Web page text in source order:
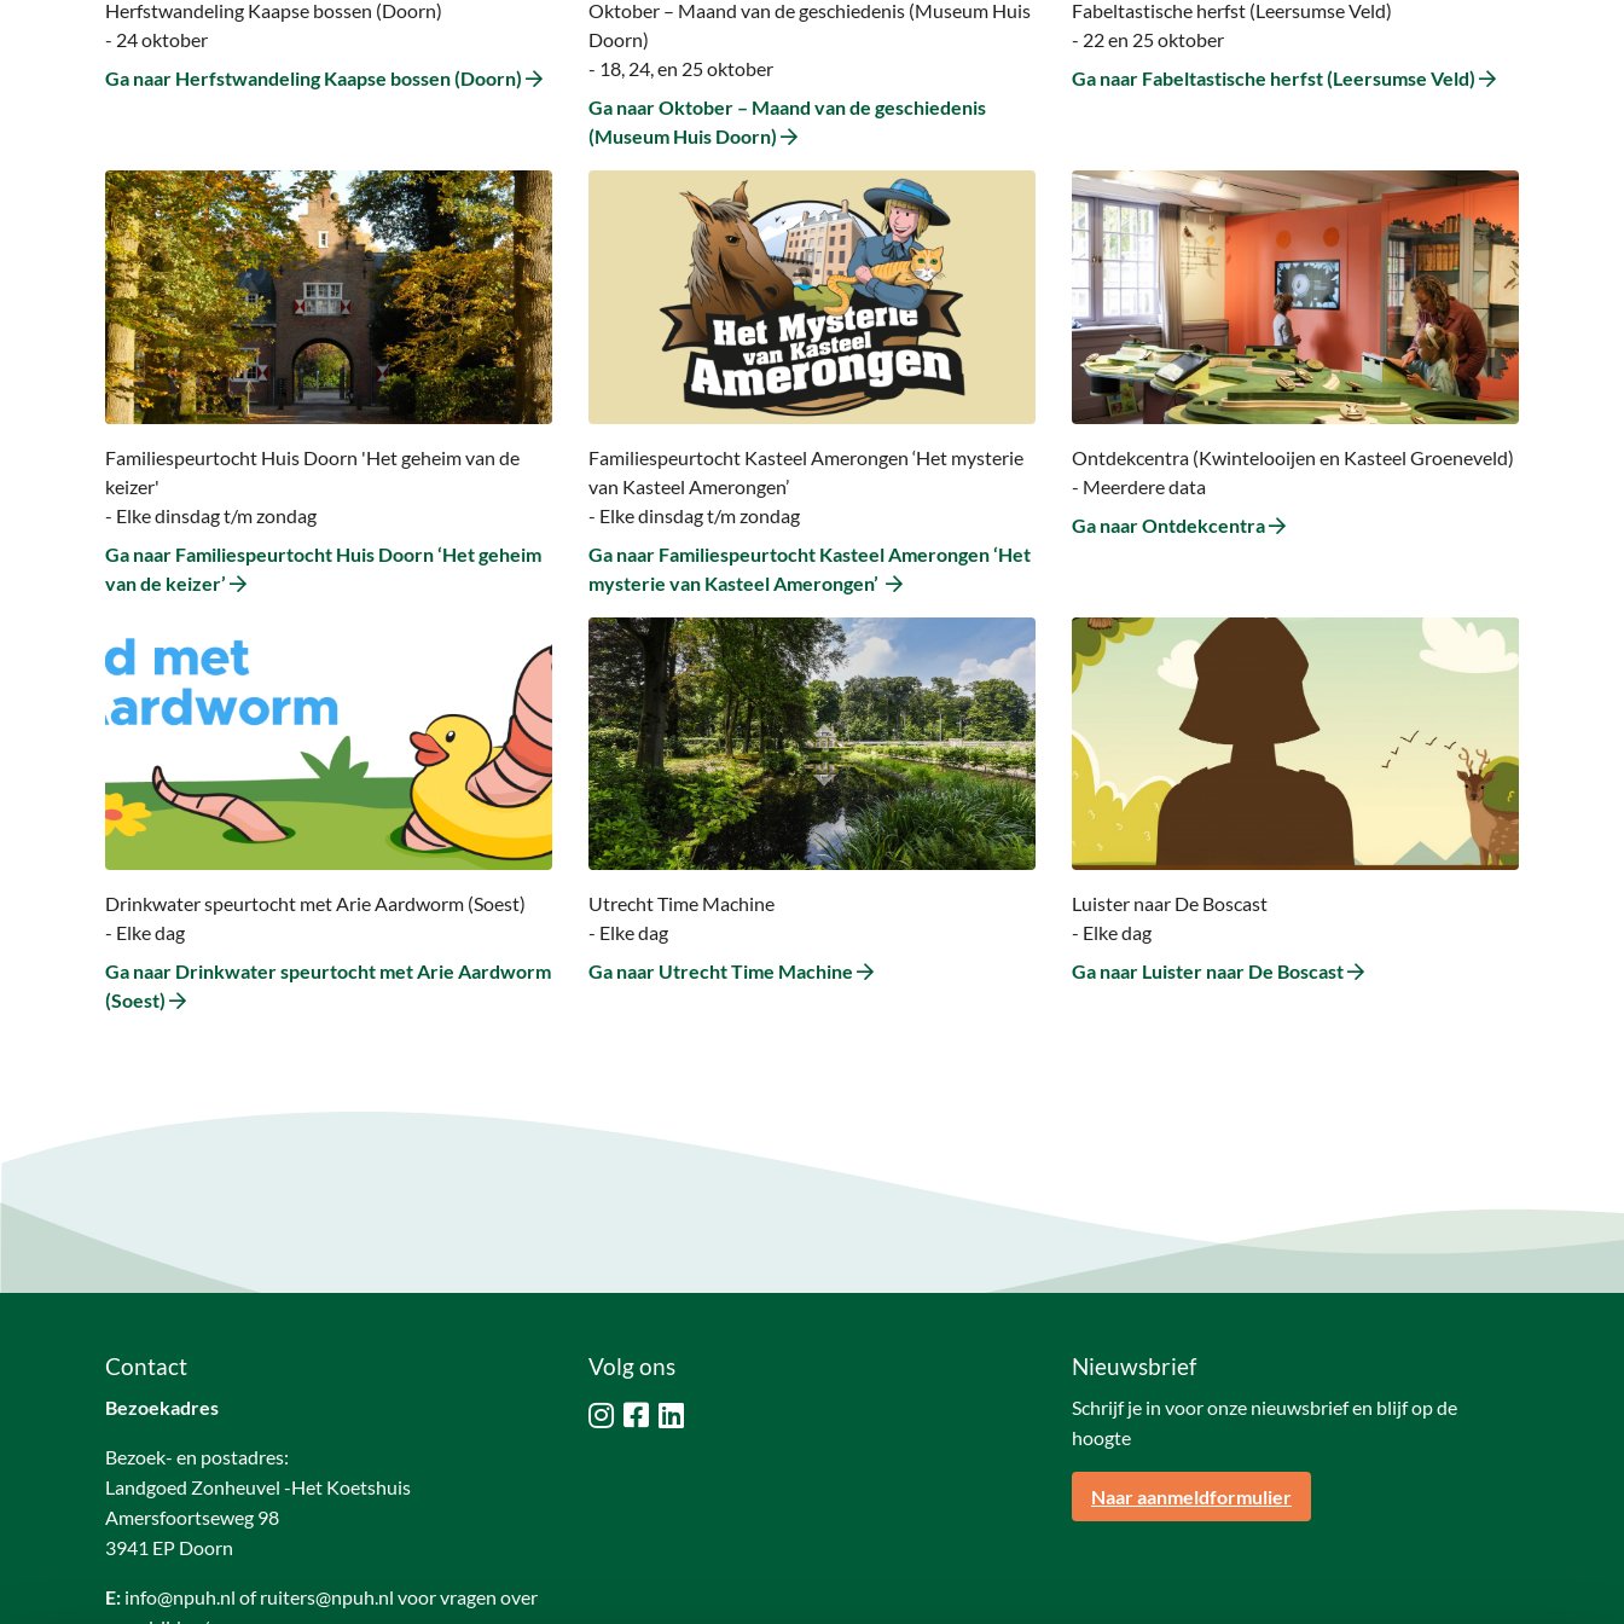
Herfstwandeling Kaapse bossen (Doorn)
- 24 oktober
Ga naar Herfstwandeling Kaapse bossen (Doorn)
Oktober – Maand van de geschiedenis (Museum Huis
Doorn)
- 18, 24, en 25 oktober
Ga naar Oktober – Maand van de geschiedenis
(Museum Huis Doorn)
(Museum
Doorn)
Fabeltastische herfst (Leersumse Veld)
- 22 en 25 oktober
Ga naar Fabeltastische herfst (Leersumse Veld)
Familiespeurtocht Huis Doorn 'Het geheim van de
keizer'
- Elke dinsdag t/m zondag
Ga naar Familiespeurtocht Huis Doorn ‘Het geheim
van de keizer’
Ga
naar
Ga
naar
Familiespeurtocht
Huis
Doorn
‘Het
geheim
Familiespeurtocht Kasteel Amerongen ‘Het mysterie
van Kasteel Amerongen’
- Elke dinsdag t/m zondag
Ga naar Familiespeurtocht Kasteel Amerongen ‘Het
mysterie van Kasteel Amerongen’
Familiespeurtocht
Amerongen
Ontdekcentra (Kwintelooijen en Kasteel Groeneveld)
- Meerdere data
Ga naar Ontdekcentra
Ga
naar
Ga
naar
Ontdekcentra
Drinkwater speurtocht met Arie Aardworm (Soest)
- Elke dag
Ga naar Drinkwater speurtocht met Arie Aardworm
(Soest)
naar
naar
speurtocht
met
Arie
Aardworm
Utrecht Time Machine
- Elke dag
Ga naar Utrecht Time Machine
Ga
naar
Ga
naar
Utrecht
Time
Machine
Luister naar De Boscast
- Elke dag
Ga naar Luister naar De Boscast
Ga
naar
Ga
Luister
naar
De
Boscast
Contact
Bezoekadres
Bezoek- en postadres:
Landgoed Zonheuvel -Het Koetshuis
Amersfoortseweg 98
3941 EP Doorn
E: info@npuh.nl of ruiters@npuh.nl voor vragen over
Volg ons Nieuwsbrief
Schrijf je in voor onze nieuwsbrief en blijf op de
hoogte
Naar aanmeldformulier